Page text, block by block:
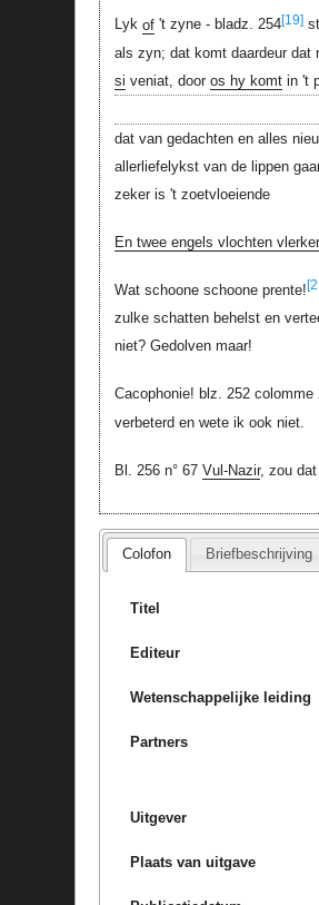
Lyk of't zyne - bladz. 254[19]
als zyn; dat komt daardeur dat
si veniat, door os hy komtin 't
dat van gedachten en alles
allerliefelykst van de lippen
zeker is 't zoetvloeiende
En twee engels vlochten
Wat schoone schoone prente!
zulke schatten behelst en
niet? Gedolven maar!
Cacophonie! blz. 252
verbeterd en wete ik ook niet.
Bl. 256 n° 67 Vul-Nazir, zou
Colofon Briefbeschrijving
Titel
Editeur
Wetenschappelijke leiding
Partners
Uitgever
Plaats van uitgave